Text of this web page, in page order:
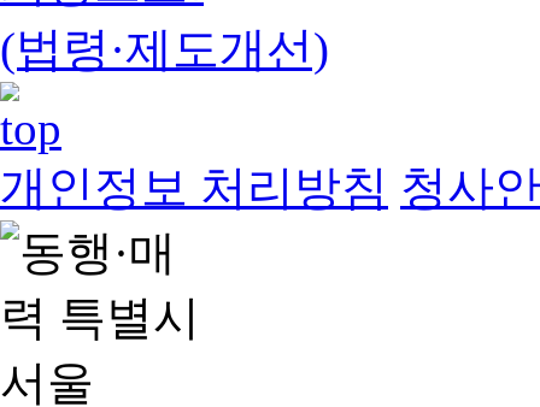
(법령·제도개선)
개인정보 처리방침 청사